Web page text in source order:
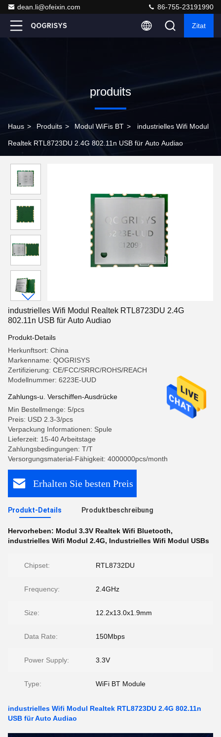
dean.li@ofeixin.com 86-755-23191990
Zitat
produits
Haus > Produits > Modul WiFis BT > industrielles Wifi Modul
Realtek RTL8723DU 2.4G 802.11n USB für Auto Audiao
industrielles Wifi Modul Realtek RTL8723DU 2.4G
802.11n USB für Auto Audiao
Produkt-Details
Herkunftsort: China
Markenname: QOGRISYS
Zertifizierung: CE/FCC/SRRC/ROHS/REACH
Modellnummer: 6223E-UUD
Zahlungs-u. Verschiffen-Ausdrücke
Min Bestellmenge: 5/pcs
Preis: USD 2.3-3/pcs
Verpackung Informationen: Spule
Lieferzeit: 15-40 Arbeitstage
Zahlungsbedingungen: T/T
Versorgungsmaterial-Fähigkeit: 4000000pcs/month
Erhalten Sie besten Preis
Produkt-Details Produktbeschreibung
Hervorheben: Modul 3.3V Realtek Wifi Bluetooth,
industrielles Wifi Modul 2.4G, Industrielles Wifi Modul USBs
Chipset: RTL8732DU
Frequency: 2.4GHz
Size: 12.2x13.0x1.9mm
Data Rate: 150Mbps
Power Supply: 3.3V
Type: WiFi BT Module
industrielles Wifi Modul Realtek RTL8723DU 2.4G 802.11n
USB für Auto Audiao